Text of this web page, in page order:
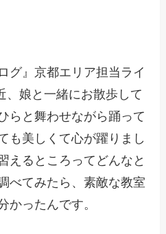
グ』京都エリア担当ライ
、娘と一緒にお散歩して
らと舞わせながら踊って
も美しくて心が躍りまし
えるところってどんなと
べてみたら、素敵な教室
かったんです。